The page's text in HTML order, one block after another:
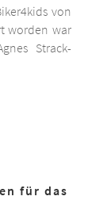
von
worden war
Strack-
für das